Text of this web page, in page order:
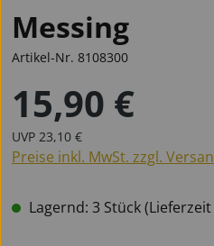
Messing
Artikel-Nr. 8108300
Regulärer Preis:
15,90 €
UVP Regulärer Preis:
23,10 €
Preise inkl. MwSt. zzgl.
Lagernd: 3 Stück